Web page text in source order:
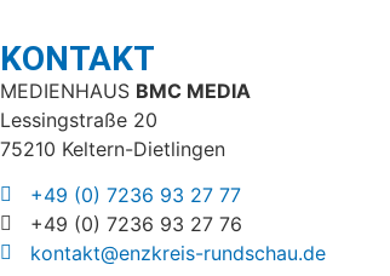
KONTAKT
MEDIENHAUS BMC MEDIA
Lessingstraße 20
75210 Keltern-Dietlingen
+49 (0) 7236 93 27 77
+49 (0) 7236 93 27 76
kontakt@enzkreis-rundschau.de